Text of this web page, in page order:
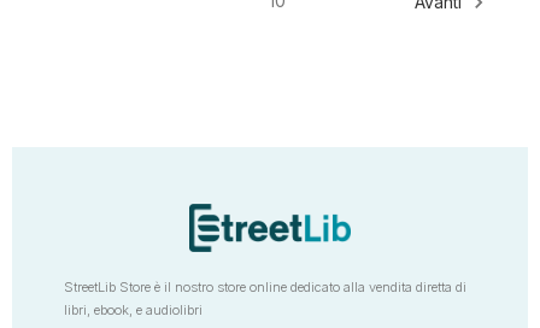
StreetLib Store è il nostro store online dedicato alla vendita diretta di
libri, ebook, e audiolibri